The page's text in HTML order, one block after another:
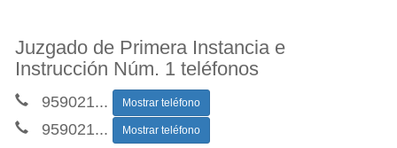
Juzgado de Primera Instancia e
Instrucción Núm. 1 teléfonos
959021... Mostrar teléfono
959021... Mostrar teléfono